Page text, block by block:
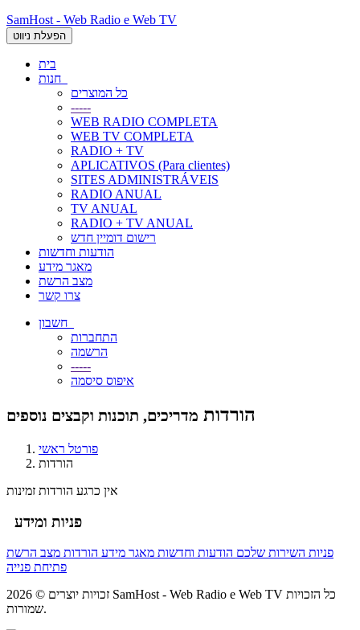
SamHost - Web Radio e Web TV
הפעלת ניווט
בית
כל המוצרים
-----
WEB RADIO COMPLETA
WEB TV COMPLETA
RADIO + TV
APLICATIVOS (Para clientes)
SITES ADMINISTRÁVEIS
RADIO ANUAL
TV ANUAL
RADIO + TV ANUAL
רישום דומיין חדש
הודעות וחדשות
מאגר מידע
מצב הרשת
צרו קשר
התחברות
הרשמה
-----
איפוס סיסמה
הורדות מדריכים, תוכנות וקבצים נוספים
פורטל ראשי
הורדות
אין כרגע הורדות זמינות
פניות ומידע
פניות השירות שלכם הודעות וחדשות מאגר מידע הורדות מצב הרשת
פתיחת פנייה
זכויות יוצרים © 2026 SamHost - Web Radio e Web TV כל הזכויות
שמורות.